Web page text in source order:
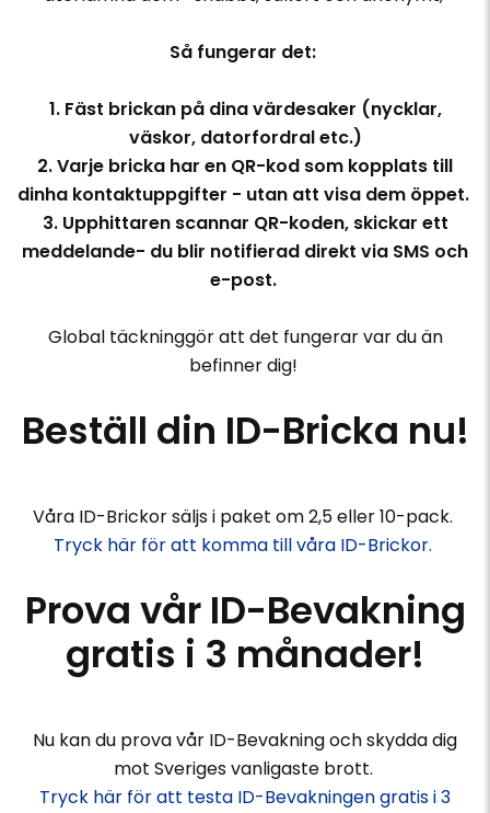
Så fungerar det:
1. Fäst brickan på dina värdesaker (nycklar,
väskor, datorfordral etc.)
2. Varje bricka har en QR-kod som kopplats till
dinha kontaktuppgifter - utan att visa dem öppet.
3. Upphittaren scannar QR-koden, skickar ett
meddelande- du blir notifierad direkt via SMS och
e-post.
Global täckninggör att det fungerar var du än
befinner dig!
Beställ din ID-Bricka nu!
Våra ID-Brickor säljs i paket om 2,5 eller 10-pack.
Tryck här för att komma till våra ID-Brickor.
Prova vår ID-Bevakning
gratis i 3 månader!
Nu kan du prova vår ID-Bevakning och skydda dig
mot Sveriges vanligaste brott.
Tryck här för att testa ID-Bevakningen gratis i 3